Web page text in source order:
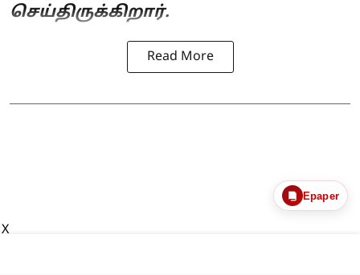
செய்திருக்கிறார்.
Read More
Epaper
X